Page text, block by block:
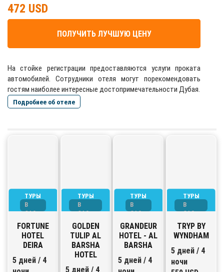
472 USD
ПОЛУЧИТЬ ЛУЧШУЮ ЦЕНУ
На стойке регистрации предоставляются услуги проката
автомобилей. Сотрудники отеля могут порекомендовать
гостям наиболее интересные достопримечательности Дубая.
Подробнее об отеле
ТУРЫ
В
ОАЭ
FORTUNE
HOTEL
DEIRA
5 дней / 4
ТУРЫ
В
ОАЭ
GOLDEN
TULIP AL
BARSHA
HOTEL
5 дней / 4
ТУРЫ
В
ОАЭ
GRANDEUR
HOTEL - AL
BARSHA
5 дней / 4
ТУРЫ
В
ОАЭ
TRYP BY
WYNDHAM
5 дней / 4
ночи